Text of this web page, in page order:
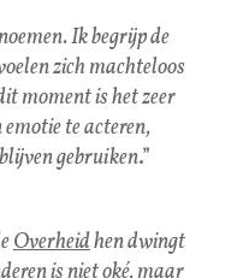
Ik begrijp de
zich machteloos
moment is het zeer
te acteren,
gebruiken.”
Overheidhen dwingt